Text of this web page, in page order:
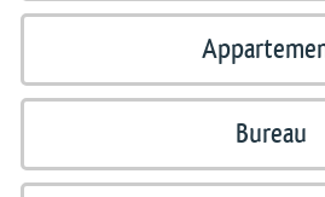
Bureau